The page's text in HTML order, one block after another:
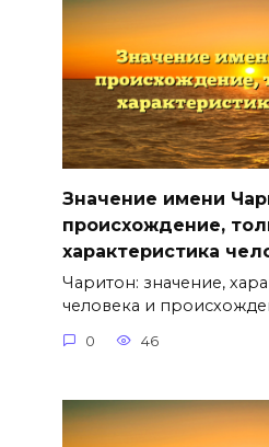
Значение имени
происхождение,
характеристика
Чаритон: значение,
человека и
0 46